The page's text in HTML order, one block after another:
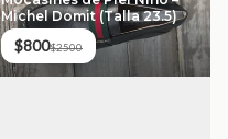
Michel Domit (Talla 23.5)
$800$2500